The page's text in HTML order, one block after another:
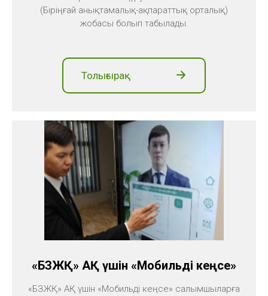
(Біріңғай анықтамалық-ақпараттық орталық)
жобасы болып табылады.
Толығырақ
«БЗЖҚ» АҚ үшін «Мобильді кеңсе»
«БЗЖҚ» АҚ үшін «Мобильді кеңсе» салымшыларға